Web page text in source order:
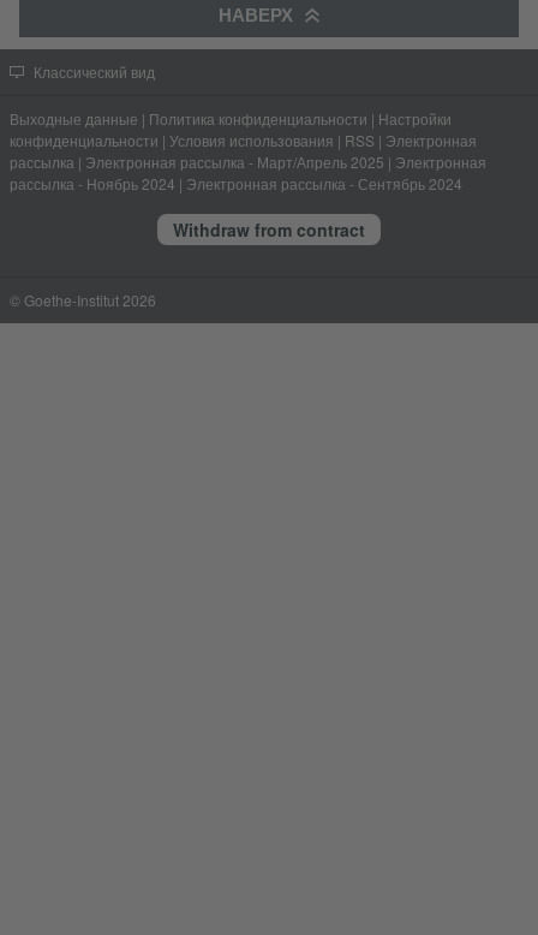
НАВЕРХ
Классический вид
Выходные данные | Политика конфиденциальности | Настройки
конфиденциальности | Условия использования | RSS | Электронная
рассылка | Электронная рассылка - Март/Апрель 2025 | Электронная
рассылка - Ноябрь 2024 | Электронная рассылка - Сентябрь 2024
Withdraw from contract
© Goethe-Institut 2026